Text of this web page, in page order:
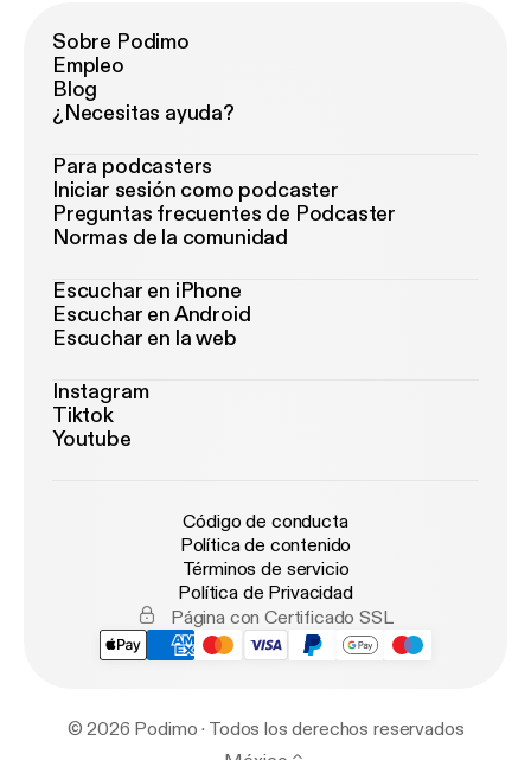
Sobre Podimo
Empleo
Blog
¿Necesitas ayuda?
Para podcasters
Iniciar sesión como podcaster
Preguntas frecuentes de Podcaster
Normas de la comunidad
Escuchar en iPhone
Escuchar en Android
Escuchar en la web
Instagram
Tiktok
Youtube
Código de conducta
Política de contenido
Términos de servicio
Política de Privacidad
Página con Certificado SSL
© 2026 Podimo · Todos los derechos reservados